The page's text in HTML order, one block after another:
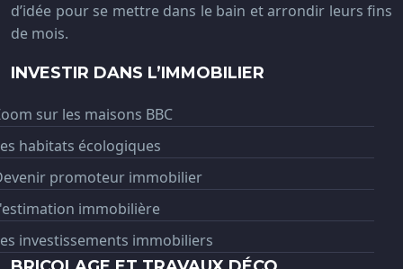
d’idée pour se mettre dans le bain et arrondir leurs fins
de mois.
INVESTIR DANS L’IMMOBILIER
sur les maisons BBC
habitats écologiques
promoteur immobilier
immobilière
investissements immobiliers